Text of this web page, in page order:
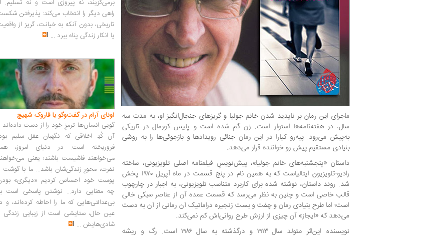
ماجرای این رمان بر ناپدید شدن خانم جولیا و گریزهای جنجال‌انگیز او، به مدت سه
سال، در هفته‌نامه‌ها استوار است. زن گم شده است و پلیس کورمال در تاریکی
به‌پیش می‌رود. پیه‌رو کیارا در این رمان جنائی رویدادها و بازجوئی‌ها را به روشی
بنیادی مستقیم پیش رو خواننده قرار می‌دهد.
داستان «پنجشنبه‌های خانم جولیا»، پیش‌نویسِ فیلمنامه اصلی تلویزیونی، ساخته
رادیو-تلویزیون ایتالیاست که به همین نام در پنج قسمت در ماه آپریل ۱۹۷۰ پخش
شد. روند داستان، نوشته شده برای کاربرد متناسب تلویزیونی، به اجبار در چارچوب
قالب خاصی است و چنین به نظر می‌رسد که قسمت عمده آن از عناصر سبکی خالی
است؛ اما طرح بنیادی رمان و چفت و بست زنجیره دراماتیک آن رمانی از آن به دست
می‌دهد که «ایجاز» آن چیزی از ارزش طرح روانی‌اش کم نمی‌کند.
نویسنده این‌اثر متولد سال ۱۹۱۳ و درگذشته به سال ۱۹۸۶ است. رگ و ریشه
برمی‌گزیند، نه پیروزی است و نه تسلیم.
راهی دیگر را انتخاب می‌کند: پذیرفتن
تاریخی، بدون آنکه به خیانت، گریز از
یا انکار زندگی پناه ببرد ...
اونای آرام در گفت‌وگو با فاروک شهیچ‭
گویی انسان‌ها ترمزِ خود را از دست داده‌اند
آن کُدِ اخلاقی که نگهبان عقل سلیم
فروریخته است. در دنیای امروز،
می‌خواهند فاشیست باشند؛ یعنی
نفرت، محورِ زندگی‌شان باشد... ما با گوشت
پوست خود احساس کردیم «دیگری»
چه معنایی دارد... نوشتن پاسخی است
بی‌عدالتی‌هایی که ما را احاطه کرده‌اند، و
عین حال، ستایشی است از زیبایی زندگی
شادی‌هایش ...